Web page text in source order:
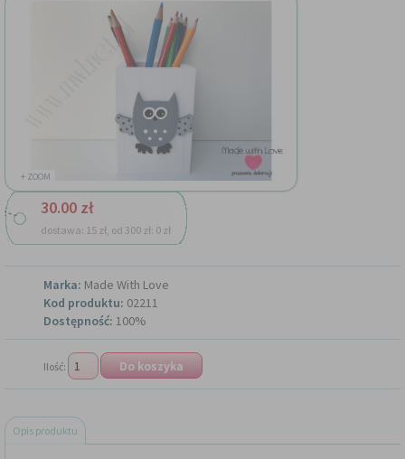
+ ZOOM
30.00 zł
dostawa: 15 zł, od 300 zł: 0 zł
Marka: Made With Love
Kod produktu: 02211
Dostępność: 100%
Ilość:
Opis produktu